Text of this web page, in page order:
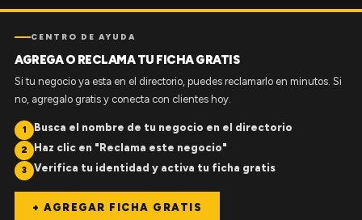
CENTRO DE AYUDA
AGREGA O RECLAMA TU FICHA GRATIS
Si tu negocio ya esta en el directorio, puedes reclamarlo en minutos. Si
no, agregalo gratis y conecta con clientes hoy.
1 Busca el nombre de tu negocio en el directorio
2 Haz clic en "Reclama este negocio"
3 Verifica tu identidad y activa tu ficha gratis
+ AGREGAR FICHA GRATIS